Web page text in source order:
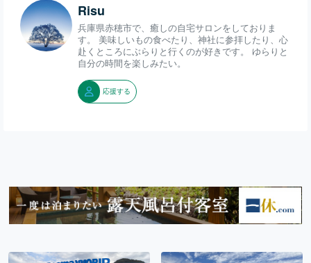
Risu
兵庫県赤穂市で、癒しの自宅サロンをしておりま
す。 美味しいもの食べたり、神社に参拝したり、心
赴くところにぶらりと行くのが好きです。 ゆらりと
自分の時間を楽しみたい。
応援する